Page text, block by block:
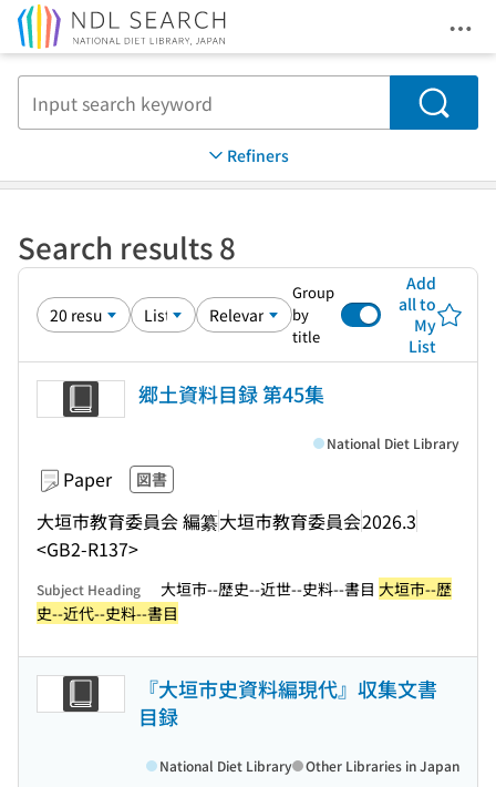
Search
Refiners
Search results 8
Group
by
title
Add
all to
My
List
郷土資料目録 第45集
Paper 図書
大垣市教育委員会 編纂大垣市教育委員会2026.3
<GB2-R137>
National Diet Library
Subject Heading 大垣市--歴史--近世--史料--書目 大垣市--歴
史--近代--史料--書目
『大垣市史資料編現代』収集文書
目録
National Diet Library Other Libraries in Japan